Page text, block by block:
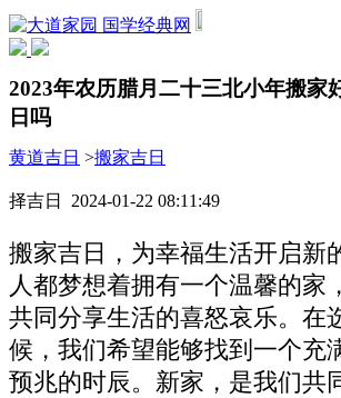
国学经典网
2023年农历腊月二十三北小年搬家
日吗
黄道吉日 >搬家吉日
择吉日 2024-01-22 08:11:49
搬家吉日，为幸福生活开启新
人都梦想着拥有一个温馨的家
共同分享生活的喜怒哀乐。在
候，我们希望能够找到一个充
预兆的时辰。新家，是我们共